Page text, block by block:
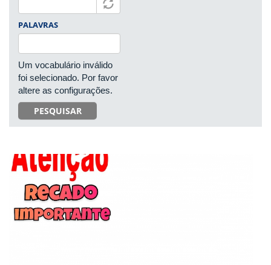
PALAVRAS
Um vocabulário inválido
foi selecionado. Por favor
altere as configurações.
PESQUISAR